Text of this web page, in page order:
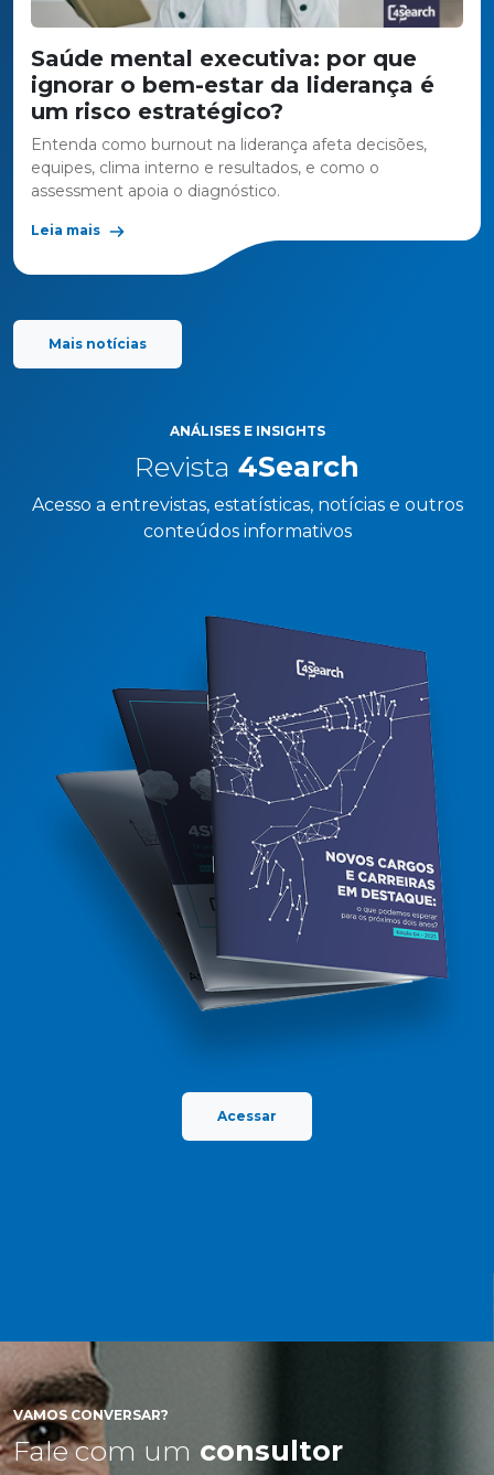
Saúde mental executiva: por que
ignorar o bem-estar da liderança é
um risco estratégico?
Entenda como burnout na liderança afeta decisões,
equipes, clima interno e resultados, e como o
assessment apoia o diagnóstico.
Leia mais
Mais notícias
ANÁLISES E INSIGHTS
Revista 4Search
Acesso a entrevistas, estatísticas, notícias e outros
conteúdos informativos
Acessar
VAMOS CONVERSAR?
Fale com um consultor